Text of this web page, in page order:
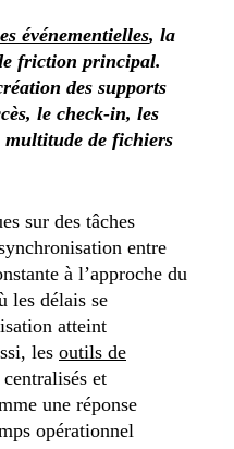
événementielles, la
friction principal.
des supports
le check-in, les
multitude de fichiers
sur des tâches
entre
à l’approche du
les délais se
atteint
les outils de
centralisés et
une réponse
opérationnel